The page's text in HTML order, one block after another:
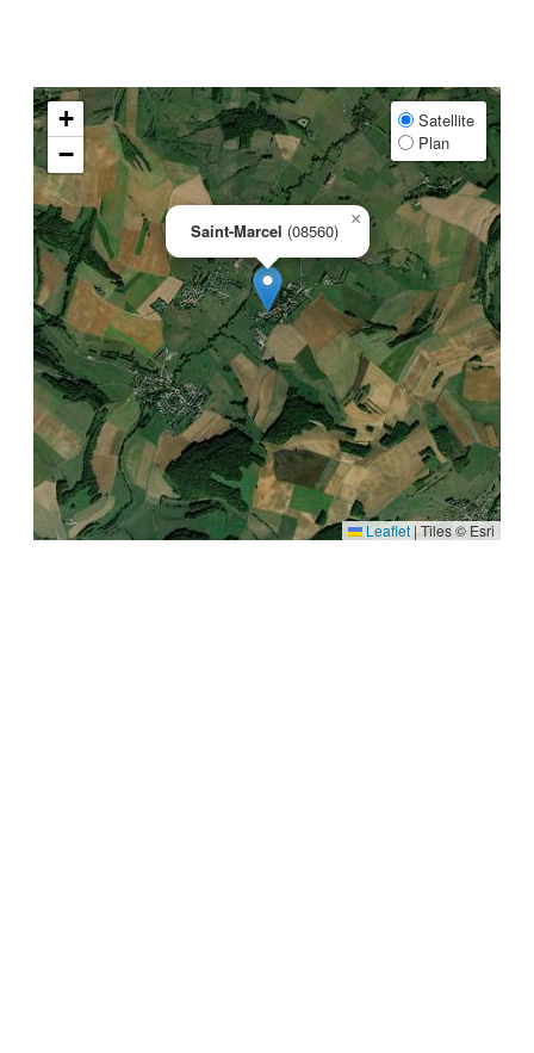
Saint-Marcel (08560)
×
+
−
Satellite
Plan
Leaflet |Tiles © Esri